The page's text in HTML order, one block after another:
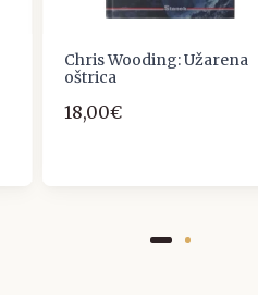
Chris Wooding: Užarena
oštrica
18,00€